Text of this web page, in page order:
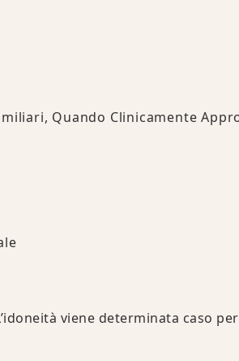
Quando Clinicamente
viene determinata caso